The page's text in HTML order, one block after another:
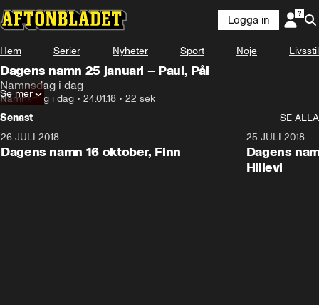
Logga in
Hem Serier Nyheter Sport Nöje Livsstil
Dagens namn 25 januari – Paul, Pål
Namnsdag i dag
Namnsdag i dag • 24.01.18 • 22 sek
Se mer
Senast
SE ALLA
26 JULI 2018
Dagens namn 16 oktober, Finn
25 JULI 2018
Dagens
Hillevi